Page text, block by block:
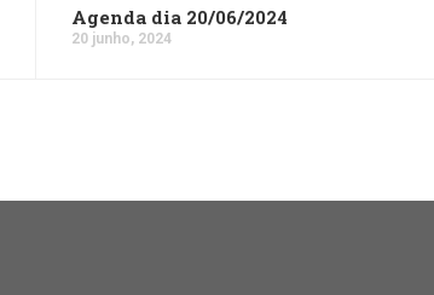
Agenda dia 20/06/2024
20 junho, 2024